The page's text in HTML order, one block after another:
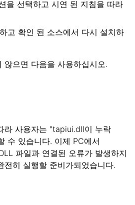
을 선택하고 시연 된 지침을 따라
고 확인 된 소스에서 다시 설치하
않으면 다음을 사용하십시오.
라 사용자는 "tapiui.dll이 누락
수 있습니다. 이제 PC에서
파일과 연결된 오류가 발생하지
전히 실행할 준비가되었습니다.